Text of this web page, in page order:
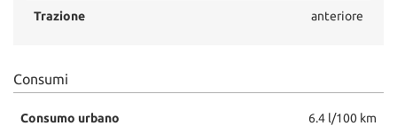
Trazione anteriore
Consumi
Consumo urbano 6.4 l/100 km